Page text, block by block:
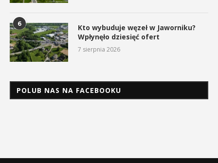
6
Kto wybuduje węzeł w Jaworniku?
Wpłynęło dziesięć ofert
7 sierpnia 2026
POLUB NAS NA FACEBOOKU